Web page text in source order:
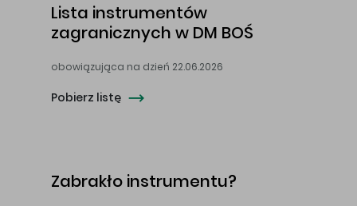
Lista instrumentów
zagranicznych w DM BOŚ
obowiązująca na dzień 22.06.2026
Pobierz listę
Zabrakło instrumentu?